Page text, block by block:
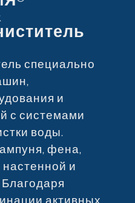
специально
и
с системами
воды.
фена,
настенной и
активных